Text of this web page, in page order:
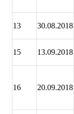
13 30.08.2018
15 13.09.2018
16 20.09.2018